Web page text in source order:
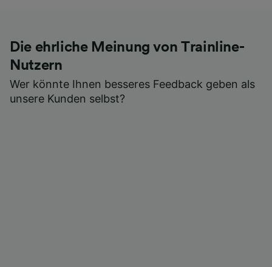
Die ehrliche Meinung von Trainline-
Nutzern
Wer könnte Ihnen besseres Feedback geben als
unsere Kunden selbst?